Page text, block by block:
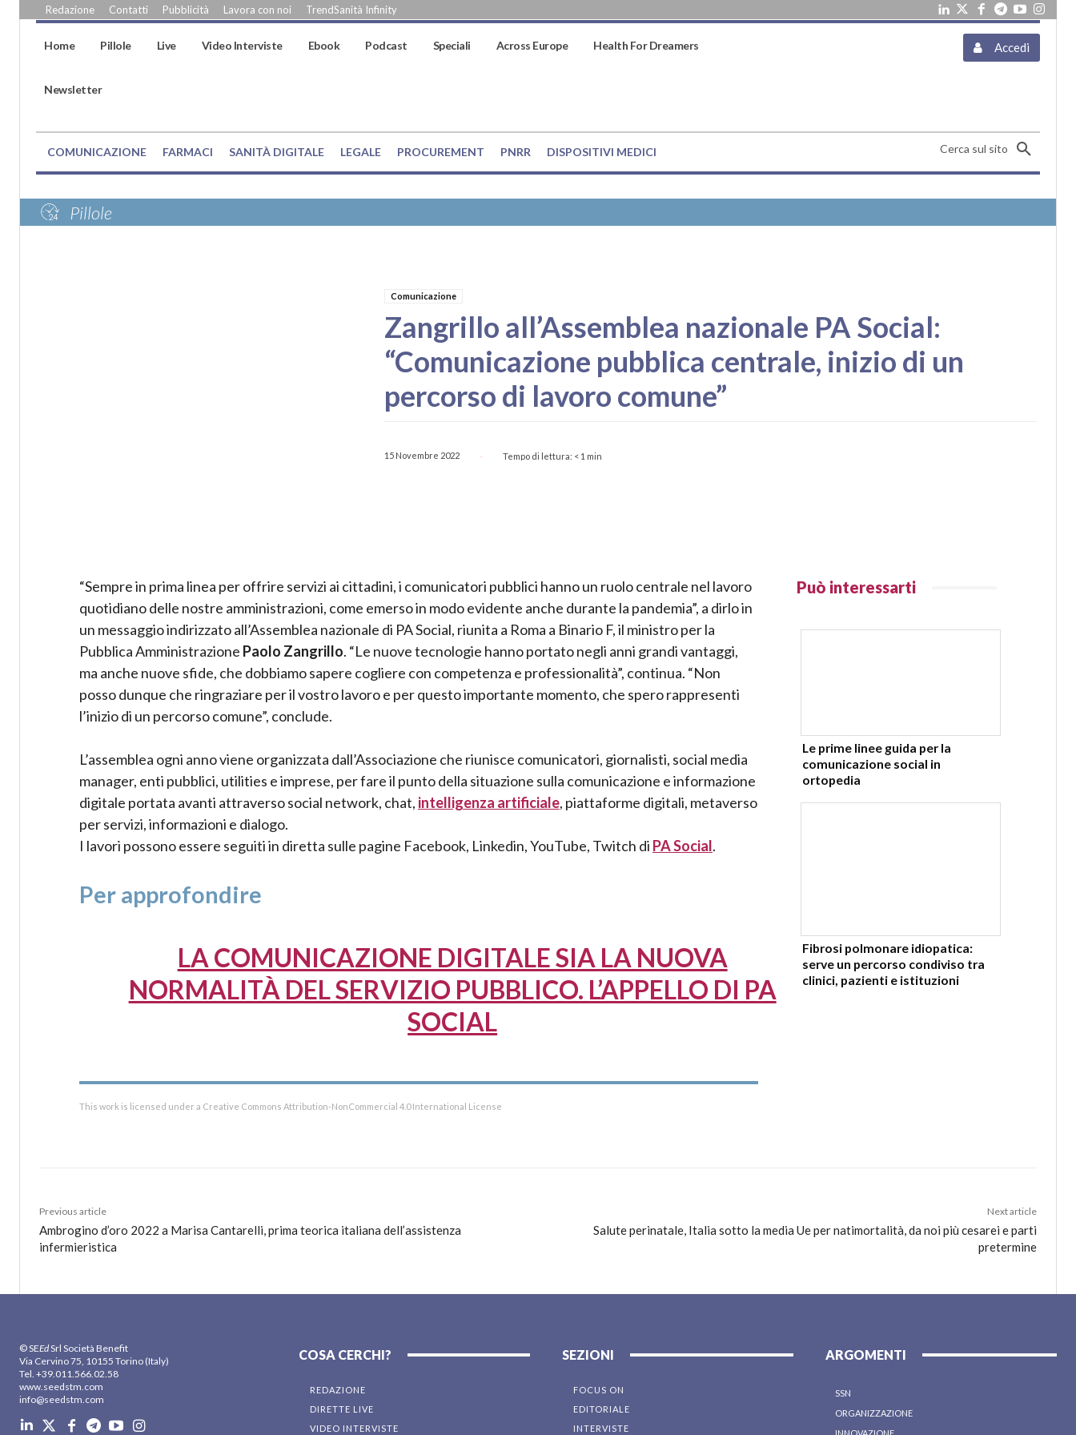
Redazione Contatti Pubblicità Lavora con noi TrendSanità Infinity
Home Pillole Live Video Interviste Ebook Podcast Speciali Across Europe Health For Dreamers
Newsletter
Accedi
COMUNICAZIONE FARMACI SANITÀ DIGITALE LEGALE PROCUREMENT PNRR DISPOSITIVI MEDICI Cerca sul sito
Pillole
Comunicazione
Zangrillo all’Assemblea nazionale PA Social:
“Comunicazione pubblica centrale, inizio di un
percorso di lavoro comune”
15 Novembre 2022 - Tempo di lettura: < 1 min
“Sempre in prima linea per offrire servizi ai cittadini, i comunicatori pubblici hanno un ruolo centrale nel lavoro
quotidiano delle nostre amministrazioni, come emerso in modo evidente anche durante la pandemia”, a dirlo in
un messaggio indirizzato all’Assemblea nazionale di PA Social, riunita a Roma a Binario F, il ministro per la
Pubblica Amministrazione Paolo Zangrillo. “Le nuove tecnologie hanno portato negli anni grandi vantaggi,
ma anche nuove sfide, che dobbiamo sapere cogliere con competenza e professionalità”, continua. “Non
posso dunque che ringraziare per il vostro lavoro e per questo importante momento, che spero rappresenti
l’inizio di un percorso comune”, conclude.
L’assemblea ogni anno viene organizzata dall’Associazione che riunisce comunicatori, giornalisti, social media
manager, enti pubblici, utilities e imprese, per fare il punto della situazione sulla comunicazione e informazione
digitale portata avanti attraverso social network, chat, intelligenza artificiale, piattaforme digitali, metaverso
per servizi, informazioni e dialogo.
I lavori possono essere seguiti in diretta sulle pagine Facebook, Linkedin, YouTube, Twitch di PA Social.
Per approfondire
LA COMUNICAZIONE DIGITALE SIA LA NUOVA
NORMALITÀ DEL SERVIZIO PUBBLICO. L’APPELLO DI PA
SOCIAL
This work is licensed under a Creative Commons Attribution-NonCommercial 4.0 International License
Può interessarti
Le prime linee guida per la
comunicazione social in
ortopedia
Fibrosi polmonare idiopatica:
serve un percorso condiviso tra
clinici, pazienti e istituzioni
Previous article
Ambrogino d’oro 2022 a Marisa Cantarelli, prima teorica italiana dell’assistenza
infermieristica
Next article
Salute perinatale, Italia sotto la media Ue per natimortalità, da noi più cesarei e parti
pretermine
© SEEdSrl Società Benefit
Via Cervino 75, 10155 Torino (Italy)
Tel. +39.011.566.02.58
www.seedstm.com
info@seedstm.com
COSA CERCHI?
REDAZIONE
DIRETTE LIVE
VIDEO INTERVISTE
SEZIONI
FOCUS ON
EDITORIALE
INTERVISTE
ARGOMENTI
SSN
ORGANIZZAZIONE